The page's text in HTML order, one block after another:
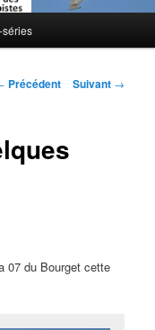
séries
Précédent Suivant →
07 du Bourget cette